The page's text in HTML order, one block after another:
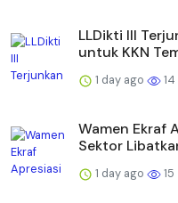
LLDikti III
untuk KKN
1 day ago 14
Wamen Ekraf
Sektor
1 day ago 15